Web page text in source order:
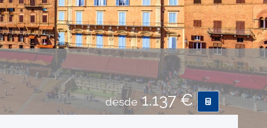
desde 1.137 €